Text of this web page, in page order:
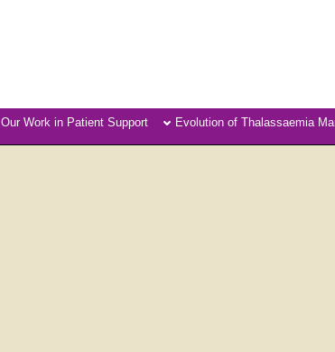
Our Work in Patient Support Evolution of Thalassaemia